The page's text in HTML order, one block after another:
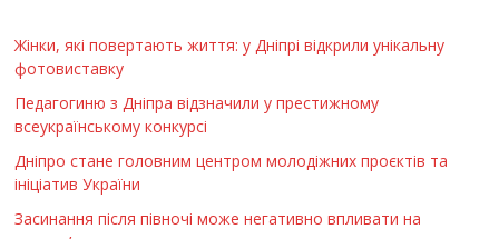
Жінки, які повертають життя: у Дніпрі відкрили унікальну
фотовиставку
Педагогиню з Дніпра відзначили у престижному
всеукраїнському конкурсі
Дніпро стане головним центром молодіжних проєктів та
ініціатив України
Засинання після півночі може негативно впливати на